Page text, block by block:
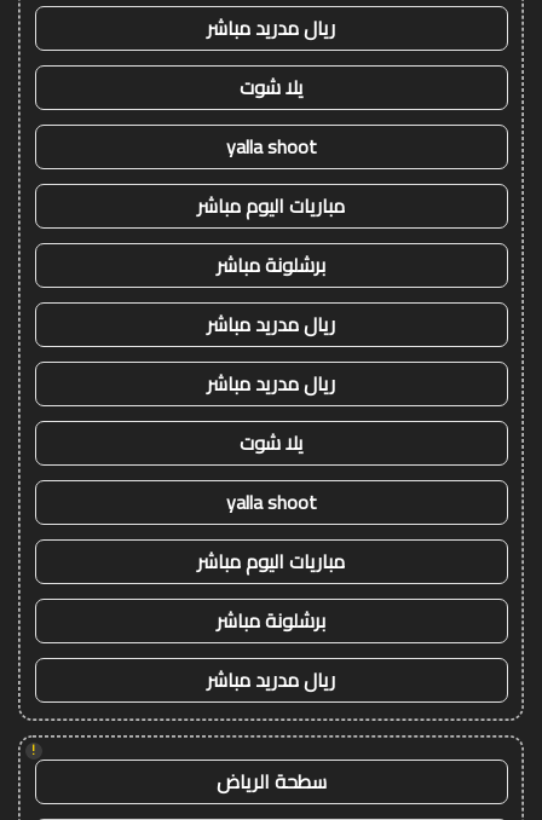
ريال مدريد مباشر
يلا شوت
yalla shoot
مباريات اليوم مباشر
برشلونة مباشر
ريال مدريد مباشر
ريال مدريد مباشر
يلا شوت
yalla shoot
مباريات اليوم مباشر
برشلونة مباشر
ريال مدريد مباشر
!
سطحة الرياض